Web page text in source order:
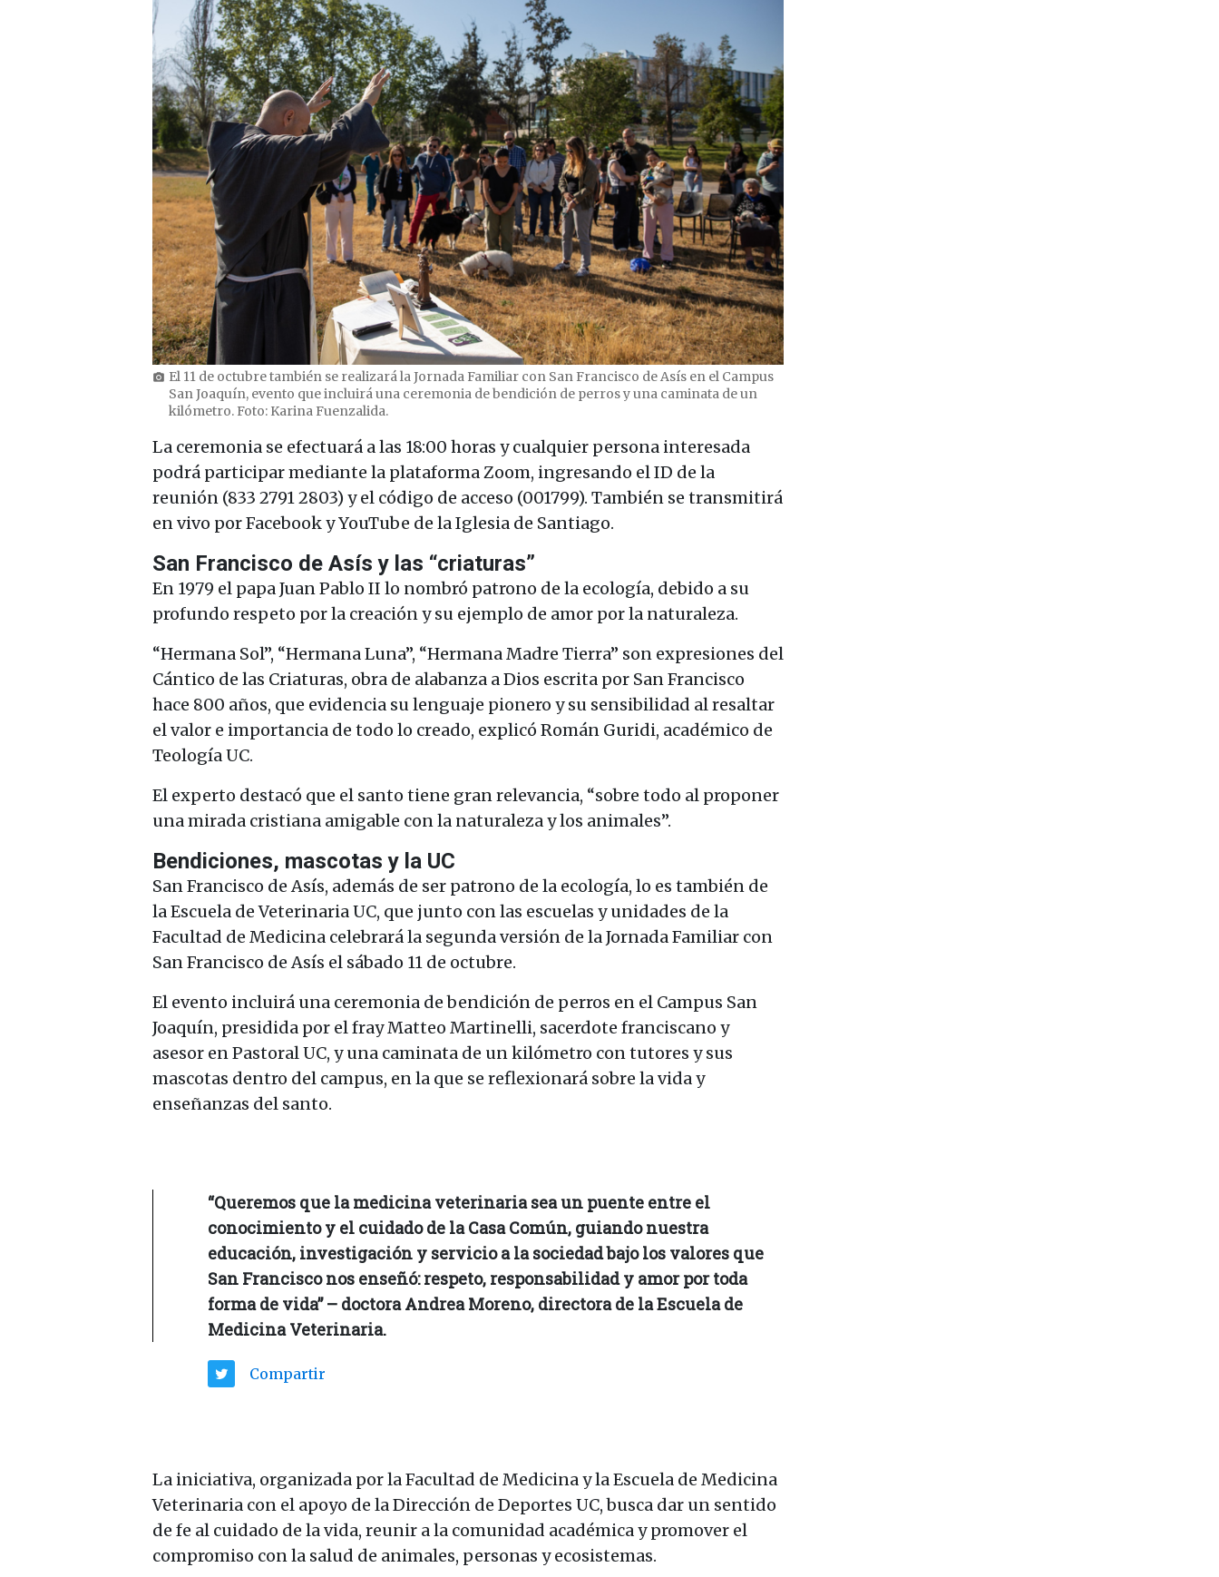
photo_camera El 11 de octubre también se realizará la Jornada Familiar con San Francisco de Asís en el Campus
San Joaquín, evento que incluirá una ceremonia de bendición de perros y una caminata de un
kilómetro. Foto: Karina Fuenzalida.
La ceremonia se efectuará a las 18:00 horas y cualquier persona interesada
podrá participar mediante la plataforma Zoom, ingresando el ID de la
reunión (833 2791 2803) y el código de acceso (001799). También se transmitirá
en vivo por Facebook y YouTube de la Iglesia de Santiago.
San Francisco de Asís y las “criaturas”
En 1979 el papa Juan Pablo II lo nombró patrono de la ecología, debido a su
profundo respeto por la creación y su ejemplo de amor por la naturaleza.
“Hermana Sol”, “Hermana Luna”, “Hermana Madre Tierra” son expresiones del
Cántico de las Criaturas, obra de alabanza a Dios escrita por San Francisco
hace 800 años, que evidencia su lenguaje pionero y su sensibilidad al resaltar
el valor e importancia de todo lo creado, explicó Román Guridi, académico de
Teología UC.
El experto destacó que el santo tiene gran relevancia, “sobre todo al proponer
una mirada cristiana amigable con la naturaleza y los animales”.
Bendiciones, mascotas y la UC
San Francisco de Asís, además de ser patrono de la ecología, lo es también de
la Escuela de Veterinaria UC, que junto con las escuelas y unidades de la
Facultad de Medicina celebrará la segunda versión de la Jornada Familiar con
San Francisco de Asís el sábado 11 de octubre.
El evento incluirá una ceremonia de bendición de perros en el Campus San
Joaquín, presidida por el fray Matteo Martinelli, sacerdote franciscano y
asesor en Pastoral UC, y una caminata de un kilómetro con tutores y sus
mascotas dentro del campus, en la que se reflexionará sobre la vida y
enseñanzas del santo.
“Queremos que la medicina veterinaria sea un puente entre el
conocimiento y el cuidado de la Casa Común, guiando nuestra
educación, investigación y servicio a la sociedad bajo los valores que
San Francisco nos enseñó: respeto, responsabilidad y amor por toda
forma de vida” – doctora Andrea Moreno, directora de la Escuela de
Medicina Veterinaria.
Compartir
La iniciativa, organizada por la Facultad de Medicina y la Escuela de Medicina
Veterinaria con el apoyo de la Dirección de Deportes UC, busca dar un sentido
de fe al cuidado de la vida, reunir a la comunidad académica y promover el
compromiso con la salud de animales, personas y ecosistemas.